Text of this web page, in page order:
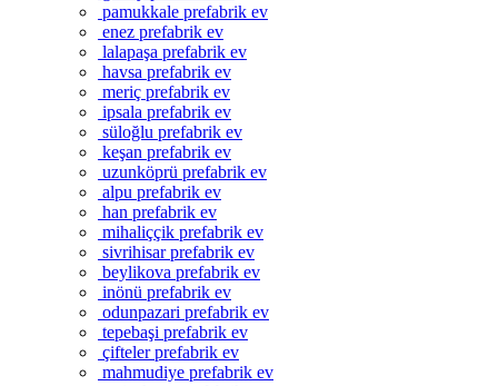
pamukkale prefabrik ev
enez prefabrik ev
lalapaşa prefabrik ev
havsa prefabrik ev
meriç prefabrik ev
ipsala prefabrik ev
süloğlu prefabrik ev
keşan prefabrik ev
uzunköprü prefabrik ev
alpu prefabrik ev
han prefabrik ev
mihaliççik prefabrik ev
sivrihisar prefabrik ev
beylikova prefabrik ev
inönü prefabrik ev
odunpazari prefabrik ev
tepebaşi prefabrik ev
çifteler prefabrik ev
mahmudiye prefabrik ev